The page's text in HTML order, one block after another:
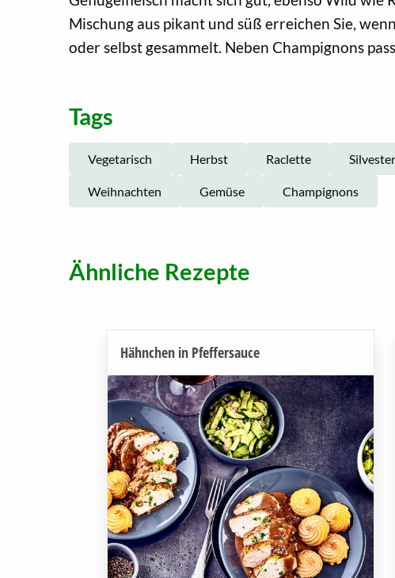
Mischung aus pikant und süß erreichen Sie,
oder selbst gesammelt. Neben Champignons
Tags
Vegetarisch Herbst Raclette Silvester
Weihnachten Gemüse Champignons
Ähnliche Rezepte
Hähnchen in Pfeffersauce